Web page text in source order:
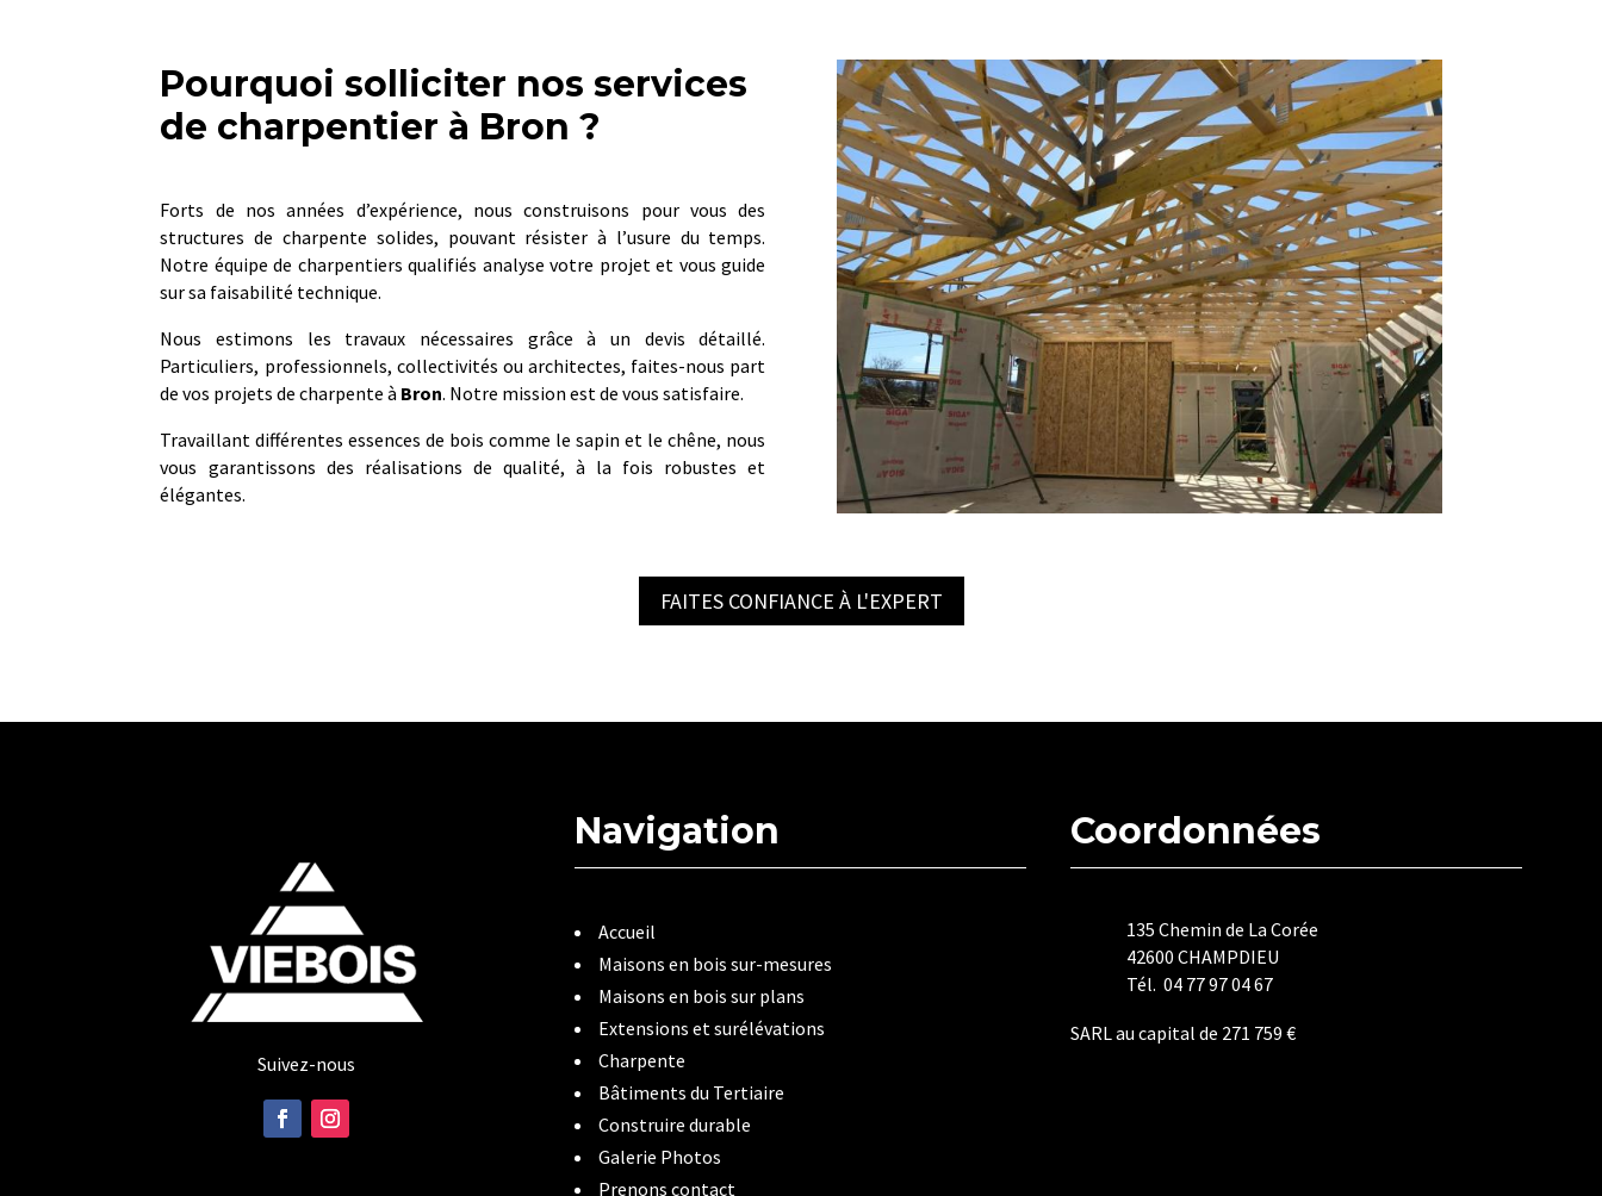
Pourquoi solliciter nos services
de charpentier à Bron ?
Forts de nos années d’expérience, nous construisons pour vous des
structures de charpente solides, pouvant résister à l’usure du temps.
Notre équipe de charpentiers qualifiés analyse votre projet et vous guide
sur sa faisabilité technique.
Nous estimons les travaux nécessaires grâce à un devis détaillé.
Particuliers, professionnels, collectivités ou architectes, faites-nous part
de vos projets de charpente à Bron. Notre mission est de vous satisfaire.
Travaillant différentes essences de bois comme le sapin et le chêne, nous
vous garantissons des réalisations de qualité, à la fois robustes et
élégantes.
FAITES CONFIANCE À L'EXPERT
Suivez-nous
Navigation
Accueil
Maisons en bois sur-mesures
Maisons en bois sur plans
Extensions et surélévations
Charpente
Bâtiments du Tertiaire
Construire durable
Galerie Photos
Prenons contact
Coordonnées
135 Chemin de La Corée
42600 CHAMPDIEU
Tél. 04 77 97 04 67
SARL au capital de 271 759 €